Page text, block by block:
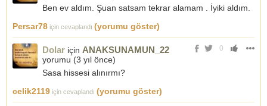
Ben ev aldım. Şuan satsam tekrar alamam . İyiki aldım.
Persar78 için cevaplandı (yorumu göster)
0
Dolar için ANAKSUNAMUN_22
yorumu (3 yıl önce)
Sasa hissesi alınırmı?
celik2119 için cevaplandı (yorumu göster)